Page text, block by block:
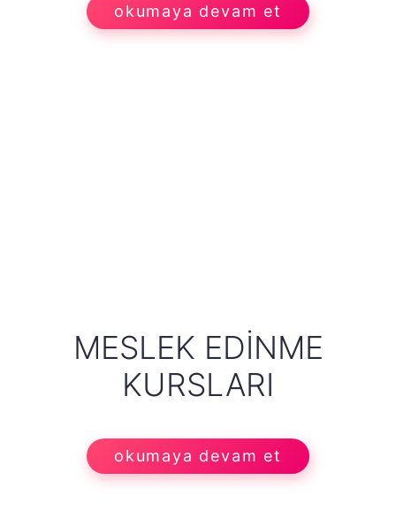
okumaya devam et
MESLEK EDINME
KURSLARI
okumaya devam et